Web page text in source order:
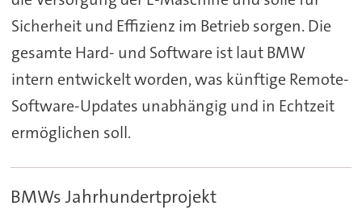
Sicherheit und Effizienz im Betrieb sorgen. Die
gesamte Hard- und Software ist laut BMW
intern entwickelt worden, was künftige Remote-
Software-Updates unabhängig und in Echtzeit
ermöglichen soll.
BMWs Jahrhundertprojekt